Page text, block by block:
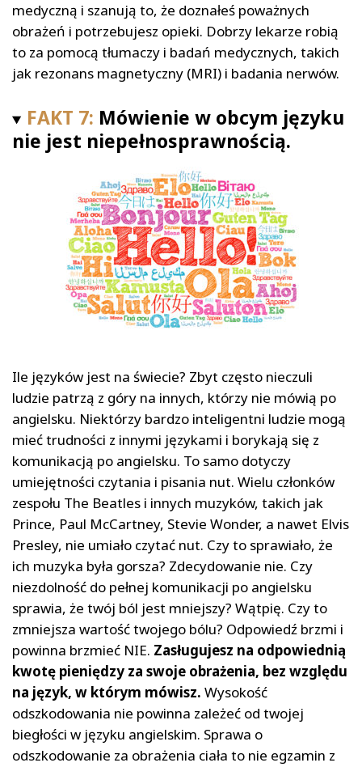
medyczną i szanują to, że doznałeś poważnych
obrażeń i potrzebujesz opieki. Dobrzy lekarze robią
to za pomocą tłumaczy i badań medycznych, takich
jak rezonans magnetyczny (MRI) i badania nerwów.
FAKT 7: Mówienie w obcym języku
nie jest niepełnosprawnością.
Ile języków jest na świecie? Zbyt często nieczuli
ludzie patrzą z góry na innych, którzy nie mówią po
angielsku. Niektórzy bardzo inteligentni ludzie mogą
mieć trudności z innymi językami i borykają się z
komunikacją po angielsku. To samo dotyczy
umiejętności czytania i pisania nut. Wielu członków
zespołu The Beatles i innych muzyków, takich jak
Prince, Paul McCartney, Stevie Wonder, a nawet Elvis
Presley, nie umiało czytać nut. Czy to sprawiało, że
ich muzyka była gorsza? Zdecydowanie nie. Czy
niezdolność do pełnej komunikacji po angielsku
sprawia, że twój ból jest mniejszy? Wątpię. Czy to
zmniejsza wartość twojego bólu? Odpowiedź brzmi i
powinna brzmieć NIE. Zasługujesz na odpowiednią
kwotę pieniędzy za swoje obrażenia, bez względu
na język, w którym mówisz. Wysokość
odszkodowania nie powinna zależeć od twojej
biegłości w języku angielskim. Sprawa o
odszkodowanie za obrażenia ciała to nie egzamin z